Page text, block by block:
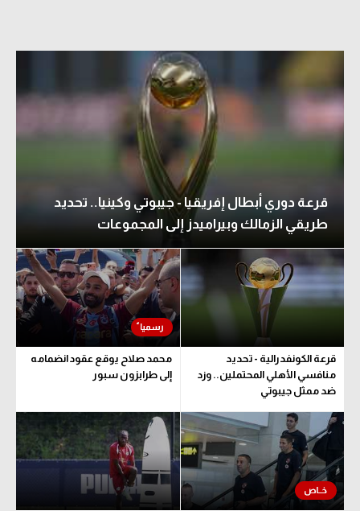
قرعة دوري أبطال إفريقيا - جيبوتي وكينيا.. تحديد
طريقي الزمالك وبيراميدز إلى المجموعات
قرعة الكونفدرالية - تحديد
منافسي الأهلي المحتملين.. وزد
ضد ممثل جيبوتي
محمد صلاح يوقع عقود انضمامه
إلى طرابزون سبور